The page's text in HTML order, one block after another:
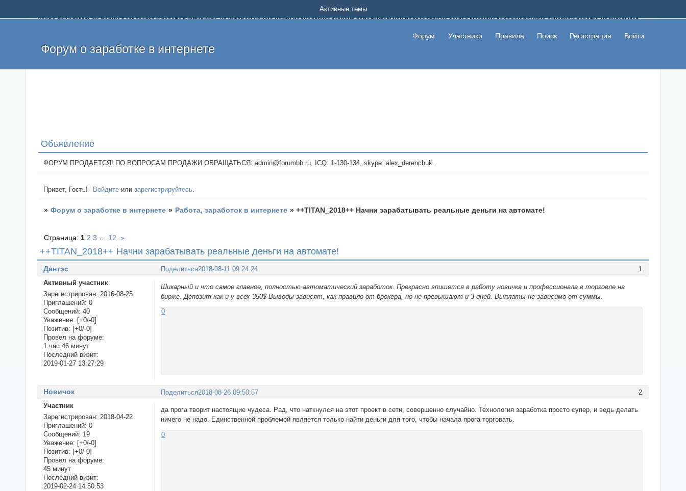
Добро пожаловать на форум о заработке и работе в интернете, на котором можно найти подходящий вариант дополнительной подработки на дому с высоким доходом помимо основной работы, не вкладывая
и оставлять свои отзывы. Если вы знаете, что определенный проект или сайт не платит, то указывайте в теме что это лохотрон, чтобы другие пользователи не попались на развод. Вы сможете начать зарабатывать
легкие деньги без вложений и регистрации уже сегодня. Создавайте новые темы, размещайте объявления со своими пригласительными ссылками и первая прибыль не заставит себя долго ждать.
Форум о заработке в интернете
Форум Участники Правила Поиск Регистрация Войти
Активные темы
Объявление
ФОРУМ ПРОДАЕТСЯ! ПО ВОПРОСАМ ПРОДАЖИ ОБРАЩАТЬСЯ: admin@forumbb.ru, ICQ: 1-130-134, skype: alex_derenchuk.
Привет, Гость! Войдите илизарегистрируйтесь.
» Форум о заработке в интернете » Работа, заработок в интернете »++TITAN_2018++ Начни зарабатывать реальные деньги на автомате!
++TITAN_2018++ Начни зарабатывать реальные деньги на автомате!
Страница: 1 2 3 12 »
Поделиться 1
2018-08-11 09:24:24
Дантэс
Активный участник
Зарегистрирован: 2016-08-25
Приглашений: 0
Сообщений: 40
Уважение: [+0/-0]
Позитив: [+0/-0]
Провел на форуме:
1 час 46 минут
Последний визит:
2019-01-27 13:27:29
Шикарный и что самое главное, полностью автоматический заработок. Прекрасно впишется в работу новичка и профессионала в торговле на
бирже. Депозит как и у всех 350$ Выводы зависят, как правило от брокера, но не превышают и 3 дней. Выплаты не зависимо от суммы.
0
Поделиться 2
2018-08-26 09:50:57
Новичок
Участник
Зарегистрирован: 2018-04-22
Приглашений: 0
Сообщений: 19
Уважение: [+0/-0]
Позитив: [+0/-0]
Провел на форуме:
45 минут
Последний визит:
2019-02-24 14:50:53
да прога творит настоящие чудеса. Рад, что наткнулся на этот проект в сети, совершенно случайно. Технология заработка просто супер, и ведь делать
ничего не надо. Единственной проблемой является только найти деньги для того, чтобы начала прога торговать.
0